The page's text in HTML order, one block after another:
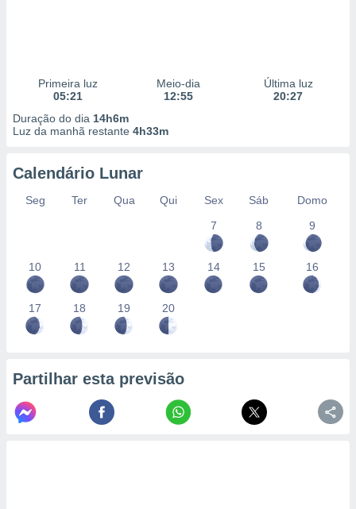
Primeira luz
05:21
Meio-dia
12:55
Última luz
20:27
Duração do dia 14h6m
Luz da manhã restante 4h33m
Calendário Lunar
Seg Ter Qua Qui Sex Sáb
Domo
7
8 9
10 11 12 13 14 15 16
17 18 19 20
Partilhar esta previsão